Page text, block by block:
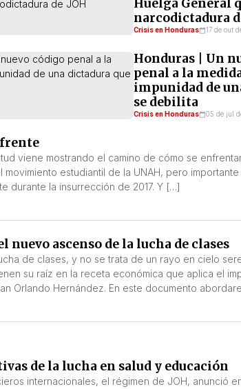
Huelga General
narcodictadura
Crisis en Honduras 17 de out
Honduras | Un
penal a la
impunidad de
se debilita
Crisis en Honduras 05 de jul
viene mostrando el camino de cómo se
estudiantil de la UNAH, pero
durante la insurrección de 2017. Y […]
ascenso de la lucha de clases
de clases, y no se trata de un rayo en cielo
su raíz en la receta económica que aplica el
Orlando Hernández. En este documento
de la lucha en salud y educación
internacionales, el régimen de JOH, anunció